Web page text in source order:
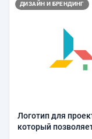
ДИЗАЙН И БРЕНДИНГ
Логотип для
который